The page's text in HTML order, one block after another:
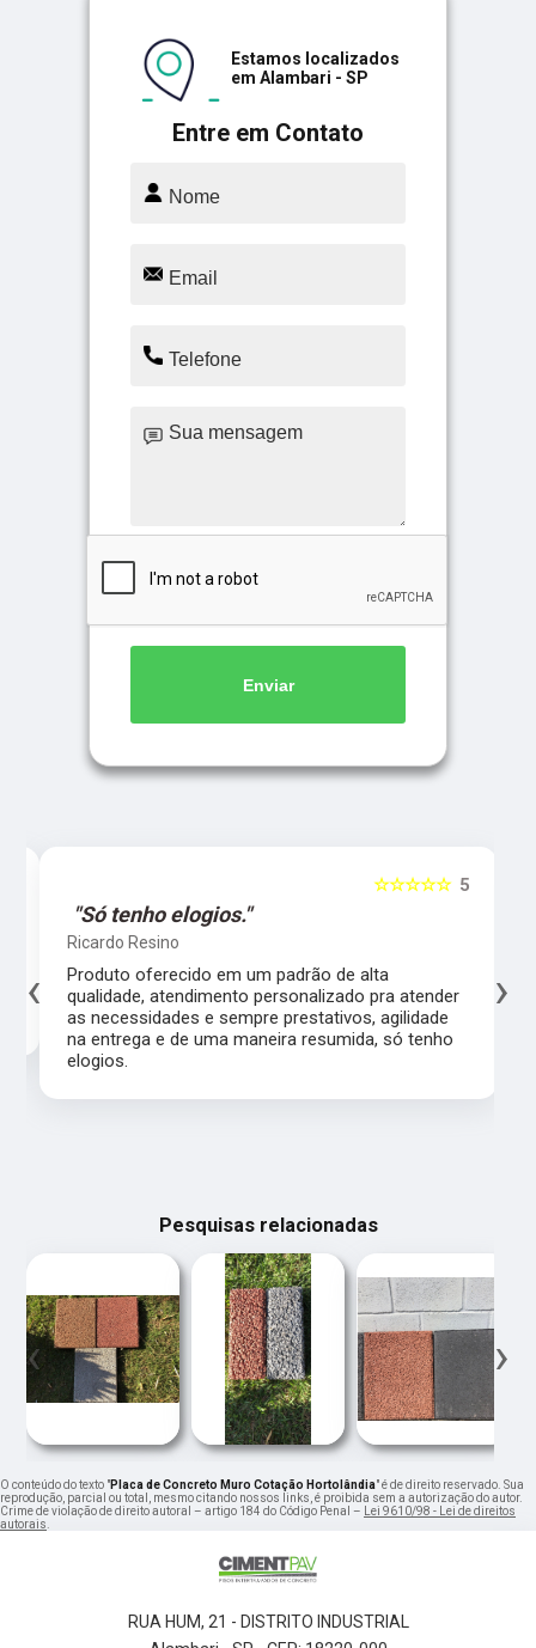
Entre em Contato
Estamos localizados
em Alambari - SP
Enviar
5
☆☆☆☆☆
"Só tenho elogios."
Ricardo Resino
Produto oferecido em um padrão de alta
qualidade, atendimento personalizado pra atender
as necessidades e sempre prestativos, agilidade
na entrega e de uma maneira resumida, só tenho
elogios.
‹ ›
Pesquisas relacionadas
‹ ›
O conteúdo do texto "Placa de Concreto Muro Cotação Hortolândia" é de direito reservado. Sua
reprodução, parcial ou total, mesmo citando nossos links, é proibida sem a autorização do autor.
Crime de violação de direito autoral – artigo 184 do Código Penal – Lei 9610/98 - Lei de direitos
autorais.
RUA HUM, 21 - DISTRITO INDUSTRIAL